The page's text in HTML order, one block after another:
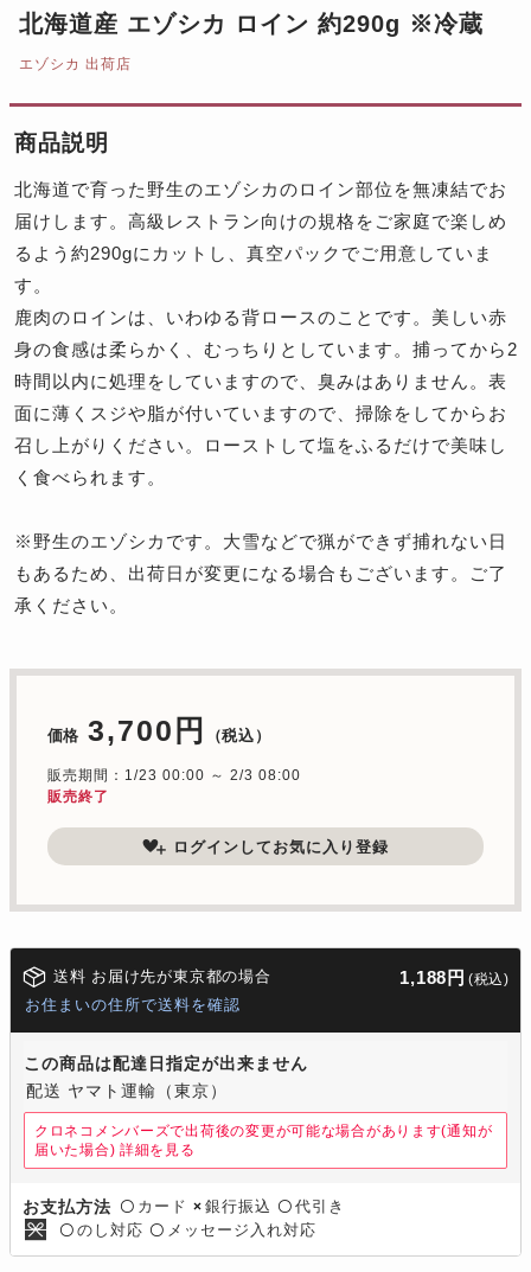
北海道産 エゾシカ ロイン 約290g ※冷蔵
エゾシカ 出荷店
商品説明
北海道で育った野生のエゾシカのロイン部位を無凍結でお
届けします。高級レストラン向けの規格をご家庭で楽しめ
るよう約290gにカットし、真空パックでご用意していま
す。
鹿肉のロインは、いわゆる背ロースのことです。美しい赤
身の食感は柔らかく、むっちりとしています。捕ってから2
時間以内に処理をしていますので、臭みはありません。表
面に薄くスジや脂が付いていますので、掃除をしてからお
召し上がりください。ローストして塩をふるだけで美味し
く食べられます。
※野生のエゾシカです。大雪などで猟ができず捕れない日
もあるため、出荷日が変更になる場合もございます。ご了
承ください。
価格 3,700円 （税込）
販売期間：1/23 00:00 ～ 2/3 08:00
販売終了
ログインしてお気に入り登録
送料 お届け先が東京都の場合 1,188円 (税込)
お住まいの住所で送料を確認
この商品は配達日指定が出来ません
配送 ヤマト運輸（東京）
クロネコメンバーズで出荷後の変更が可能な場合があります(通知が
届いた場合) 詳細を見る
お支払方法 〇 カード × 銀行振込 〇 代引き
〇 のし対応 〇 メッセージ入れ対応